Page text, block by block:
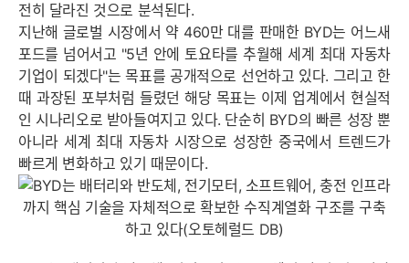
전히 달라진 것으로 분석된다.
지난해 글로벌 시장에서 약 460만 대를 판매한 BYD는 어느새
포드를 넘어서고 "5년 안에 토요타를 추월해 세계 최대 자동차
기업이 되겠다"는 목표를 공개적으로 선언하고 있다. 그리고 한
때 과장된 포부처럼 들렸던 해당 목표는 이제 업계에서 현실적
인 시나리오로 받아들여지고 있다. 단순히 BYD의 빠른 성장 뿐
아니라 세계 최대 자동차 시장으로 성장한 중국에서 트렌드가
빠르게 변화하고 있기 때문이다.